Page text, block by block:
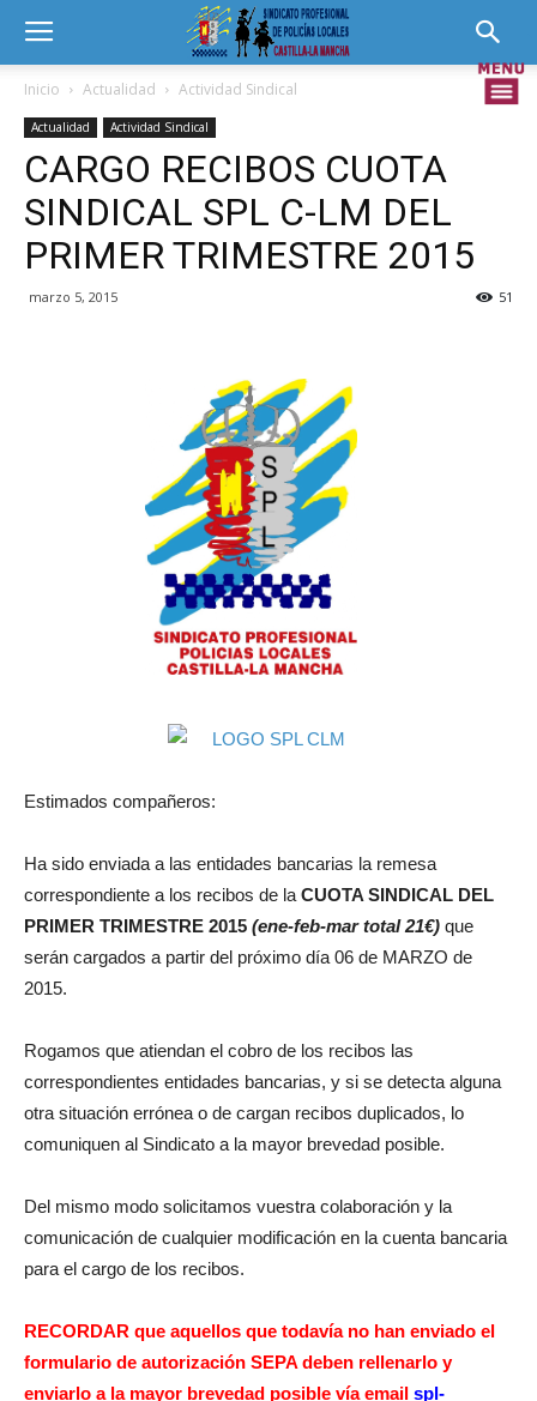
Inicio Actualidad Actividad Sindical
Actualidad Actividad Sindical
CARGO RECIBOS CUOTA
SINDICAL SPL C-LM DEL
PRIMER TRIMESTRE 2015
marzo 5, 2015 51
Estimados compañeros:
Ha sido enviada a las entidades bancarias la remesa
correspondiente a los recibos de la CUOTA SINDICAL DEL
PRIMER TRIMESTRE 2015 (ene-feb-mar total 21€) que
serán cargados a partir del próximo día 06 de MARZO de
2015.
Rogamos que atiendan el cobro de los recibos las
correspondientes entidades bancarias, y si se detecta alguna
otra situación errónea o de cargan recibos duplicados, lo
comuniquen al Sindicato a la mayor brevedad posible.
Del mismo modo solicitamos vuestra colaboración y la
comunicación de cualquier modificación en la cuenta bancaria
para el cargo de los recibos.
RECORDAR que aquellos que todavía no han enviado el
formulario de autorización SEPA deben rellenarlo y
enviarlo a la mayor brevedad posible vía email spl-